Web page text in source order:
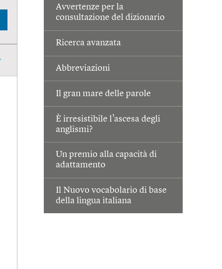
Avvertenze per la
consultazione del dizionario
Ricerca avanzata
Abbreviazioni
Il gran mare delle parole
È irresistibile l’ascesa degli
anglismi?
Un premio alla capacità di
adattamento
Il Nuovo vocabolario di base
della lingua italiana